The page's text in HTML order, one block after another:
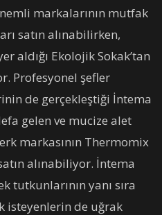
markalarının mutfak
satın alınabilirken,
aldığı Ekolojik Sokak’tan
Profesyonel şefler
de gerçekleştiği İntema
gelen ve mucize alet
markasının Thermomix
alınabiliyor. İntema
tutkunlarının yanı sıra
isteyenlerin de uğrak